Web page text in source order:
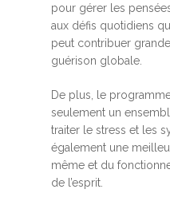
pour gérer les
aux défis quotidiens
peut contribuer
guérison globale.
De plus, le
seulement un
traiter le stress et les
également une
même et du
de l’esprit.